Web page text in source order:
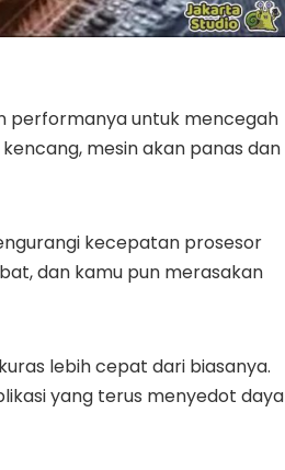
performanya untuk mencegah
mesin akan panas dan
kecepatan prosesor
dan kamu pun merasakan
lebih cepat dari biasanya.
yang terus menyedot daya